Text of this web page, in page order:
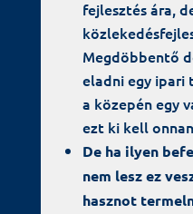
fejlesztés ára,
Megdöbbentő
eladni egy ipari
a közepén egy
ezt ki kell
De ha ilyen
nem lesz ez
hasznot